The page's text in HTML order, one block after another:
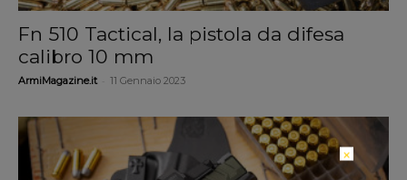
Fn 510 Tactical, la pistola da difesa
calibro 10 mm
ArmiMagazine.it 11 Gennaio 2023
×